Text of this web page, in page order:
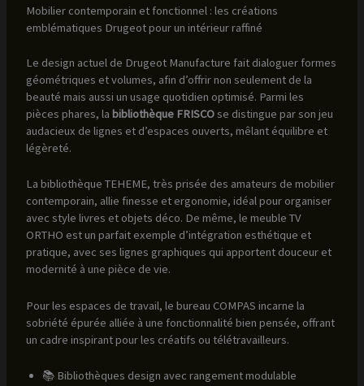
Mobilier contemporain et fonctionnel : les créations
emblématiques Drugeot pour un intérieur raffiné
Le design actuel de Drugeot Manufacture fait dialoguer formes
géométriques et volumes, afin d’offrir non seulement de la
beauté mais aussi un usage quotidien optimisé. Parmi les
pièces phares, la bibliothèque FRISCOse distingue par son jeu
audacieux de lignes et d’espaces ouverts, mêlant équilibre et
légèreté.
La bibliothèque TEHEME, très prisée des amateurs de mobilier
contemporain, allie finesse et ergonomie, idéal pour organiser
avec style livres et objets déco. De même, le meuble TV
ORTHO est un parfait exemple d’intégration esthétique et
pratique, avec ses lignes graphiques qui apportent douceur et
modernité à une pièce de vie.
Pour les espaces de travail, le bureau COMPAS incarne la
sobriété épurée alliée à une fonctionnalité bien pensée, offrant
un cadre inspirant pour les créatifs ou télétravailleurs.
📚 Bibliothèques design avec rangement modulable